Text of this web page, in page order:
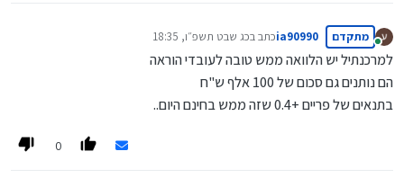
מחובר
מתקדם ia90990כתב בכג שבט תשפ״ו, 18:35
נערך לאחרונה על ידי
למרכנתיל יש הלוואה ממש טובה לעובדי הוראה
הם נותנים גם סכום של 100 אלף ש"ח
בתנאים של פריים +0.4 שזה ממש בחינם היום..
0